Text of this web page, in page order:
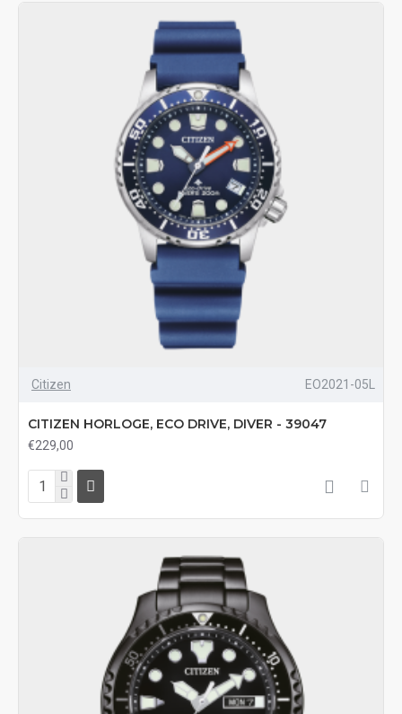
Citizen EO2021-05L
CITIZEN HORLOGE, ECO DRIVE, DIVER - 39047
€229,00